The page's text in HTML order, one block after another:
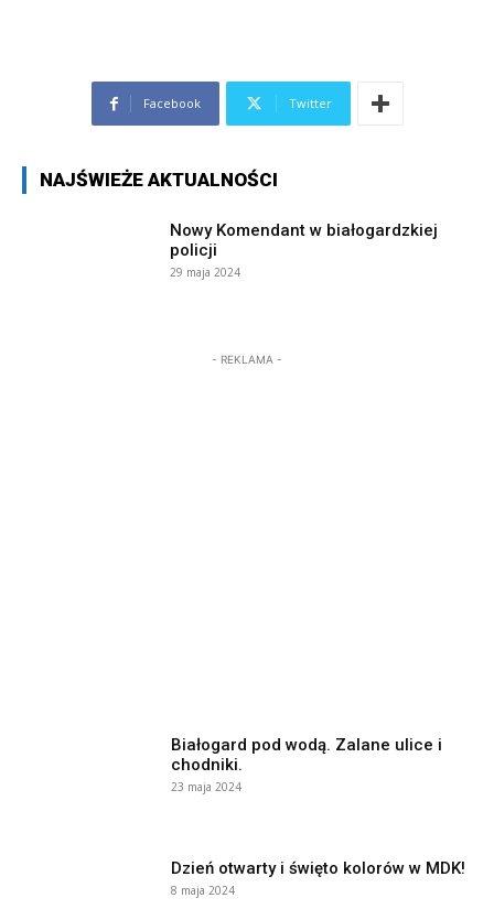
Facebook Twitter
NAJŚWIEŻE AKTUALNOŚCI
Nowy Komendant w białogardzkiej
policji
29 maja 2024
- REKLAMA -
Białogard pod wodą. Zalane ulice i
chodniki.
23 maja 2024
Dzień otwarty i święto kolorów w MDK!
8 maja 2024